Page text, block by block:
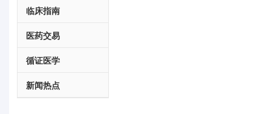
临床指南
医药交易
循证医学
新闻热点